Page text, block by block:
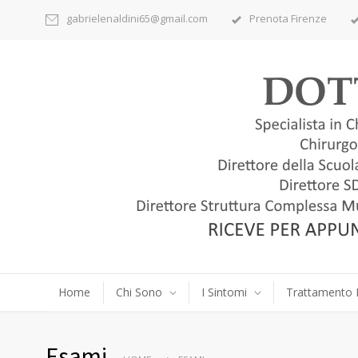
gabrielenaldini65@gmail.com Prenota Firenze
Home Chi Sono I Sintomi Trattamento